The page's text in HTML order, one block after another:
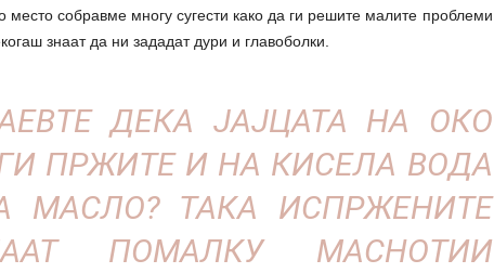
место собравме многу сугести како да ги решите малите проблеми
знаат да ни зададат дури и главоболки.
ДЕКА ЈАЈЦАТА НА ОКО
ПРЖИТЕ И НА КИСЕЛА ВОДА
МАСЛО? ТАКА ИСПРЖЕНИТЕ
ПОМАЛКУ МАСНОТИИ